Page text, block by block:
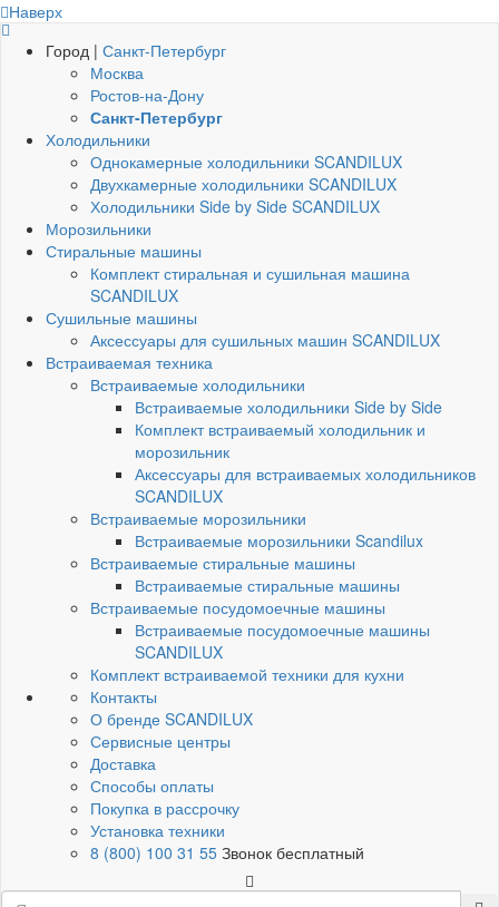
Наверх
Город | Санкт-Петербург
Москва
Ростов-на-Дону
Санкт-Петербург
Холодильники
Однокамерные холодильники SCANDILUX
Двухкамерные холодильники SCANDILUX
Холодильники Side by Side SCANDILUX
Морозильники
Стиральные машины
Комплект стиральная и сушильная машина
SCANDILUX
Сушильные машины
Аксессуары для сушильных машин SCANDILUX
Встраиваемая техника
Встраиваемые холодильники
Встраиваемые холодильники Side by Side
Комплект встраиваемый холодильник и
морозильник
Аксессуары для встраиваемых холодильников
SCANDILUX
Встраиваемые морозильники
Встраиваемые морозильники Scandilux
Встраиваемые стиральные машины
Встраиваемые стиральные машины
Встраиваемые посудомоечные машины
Встраиваемые посудомоечные машины
SCANDILUX
Комплект встраиваемой техники для кухни
Контакты
О бренде SCANDILUX
Сервисные центры
Доставка
Способы оплаты
Покупка в рассрочку
Установка техники
8 (800) 100 31 55 Звонок бесплатный